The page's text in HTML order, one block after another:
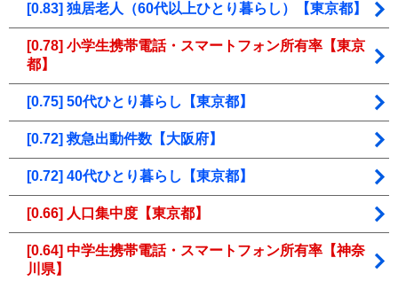
[0.83] 独居老人（60代以上ひとり暮らし）【東京都】
[0.78] 小学生携帯電話・スマートフォン所有率【東京
都】
[0.75] 50代ひとり暮らし【東京都】
[0.72] 救急出動件数【大阪府】
[0.72] 40代ひとり暮らし【東京都】
[0.66] 人口集中度【東京都】
[0.64] 中学生携帯電話・スマートフォン所有率【神奈
川県】